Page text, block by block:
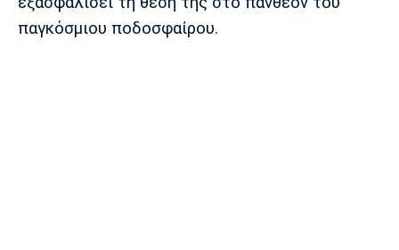
παγκόσμιου ποδοσφαίρου.